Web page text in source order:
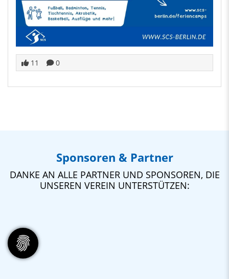
11 0
Sponsoren & Partner
DANKE AN ALLE PARTNER UND SPONSOREN, DIE
UNSEREN VEREIN UNTERSTÜTZEN: